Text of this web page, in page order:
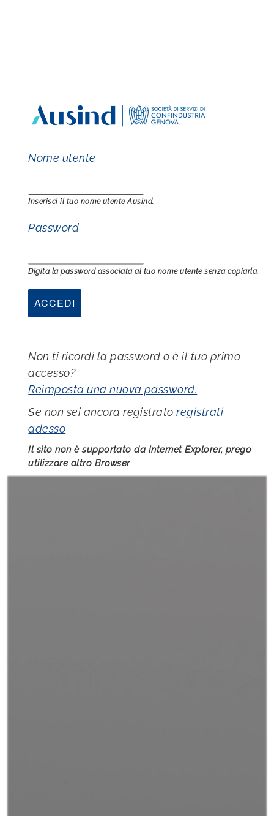
Nome utente
Inserisci il tuo nome utente Ausind.
Password
Digita la password associata al tuo nome utente senza copiarla.
Non ti ricordi la password o è il tuo primo
accesso?
Reimposta una nuova password.
Se non sei ancora registratoregistrati
adesso
Il sito non è supportato da Internet Explorer, prego
utilizzare altro Browser